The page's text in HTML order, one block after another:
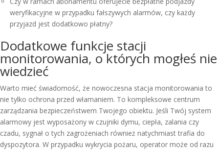
weryfikacyjne w przypadku fałszywych alarmów, czy każdy
przyjazd jest dodatkowo płatny?
Dodatkowe funkcje stacji
monitorowania, o których mogłeś nie
wiedzieć
Warto mieć świadomość, że nowoczesna stacja monitorowania to
nie tylko ochrona przed włamaniem. To kompleksowe centrum
zarządzania bezpieczeństwem Twojego obiektu. Jeśli Twój system
alarmowy jest wyposażony w czujniki dymu, ciepła, zalania czy
czadu, sygnał o tych zagrożeniach również natychmiast trafia do
dyspozytora. W przypadku wykrycia pożaru, operator może od razu